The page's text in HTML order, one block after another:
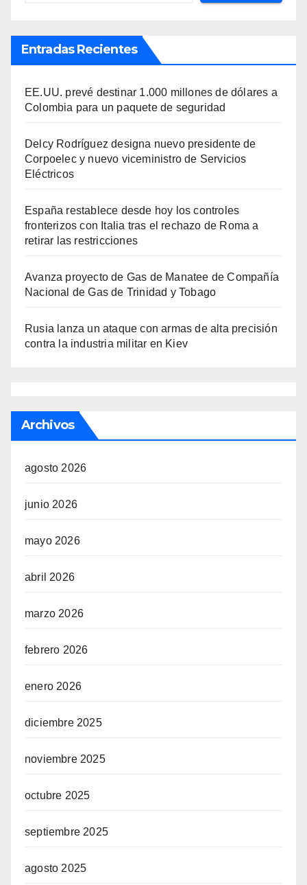
Entradas Recientes
EE.UU. prevé destinar 1.000 millones de dólares a
Colombia para un paquete de seguridad
Delcy Rodríguez designa nuevo presidente de
Corpoelec y nuevo viceministro de Servicios
Eléctricos
España restablece desde hoy los controles
fronterizos con Italia tras el rechazo de Roma a
retirar las restricciones
Avanza proyecto de Gas de Manatee de Compañía
Nacional de Gas de Trinidad y Tobago
Rusia lanza un ataque con armas de alta precisión
contra la industria militar en Kiev
Archivos
agosto 2026
junio 2026
mayo 2026
abril 2026
marzo 2026
febrero 2026
enero 2026
diciembre 2025
noviembre 2025
octubre 2025
septiembre 2025
agosto 2025